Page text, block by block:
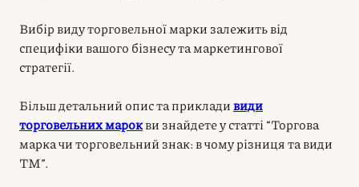
Вибір виду торговельної марки залежить від
специфіки вашого бізнесу та маркетингової
стратегії.
Більш детальний опис та прикладивиди
торговельних марокви знайдете у статті “Торгова
марка чи торговельний знак: в чому різниця та види
ТМ”.